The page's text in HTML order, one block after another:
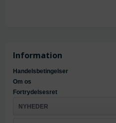
Information
Handelsbetingelser
Om os
Fortrydelsesret
NYHEDER